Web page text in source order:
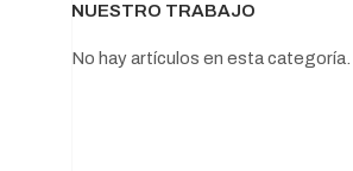
NUESTRO TRABAJO
No hay artículos en esta